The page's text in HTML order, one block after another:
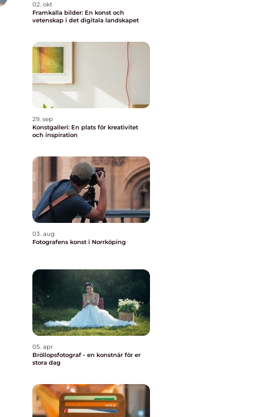
02. okt
Framkalla bilder: En konst och
vetenskap i det digitala landskapet
29. sep
Konstgalleri: En plats för kreativitet
och inspiration
03. aug
Fotografens konst i Norrköping
05. apr
Bröllopsfotograf - en konstnär för er
stora dag